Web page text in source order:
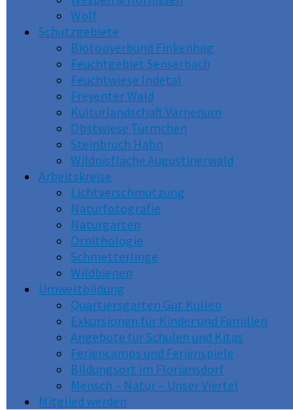
Wolf
Schutzgebiete
Biotopverbund Finkenhag
Feuchtgebiet Senserbach
Feuchtwiese Indetal
Freyenter Wald
Kulturlandschaft Varnenum
Obstwiese Türmchen
Steinbruch Hahn
Wildnisfläche Augustinerwald
Arbeitskreise
Lichtverschmutzung
Naturfotografie
Naturgarten
Ornithologie
Schmetterlinge
Wildbienen
Umweltbildung
Quartiersgarten Gut Kullen
Exkursionen für Kinder und Familien
Angebote für Schulen und Kitas
Feriencamps und Ferienspiele
Bildungsort im Floriansdorf
Mensch – Natur – Unser Viertel
Mitglied werden